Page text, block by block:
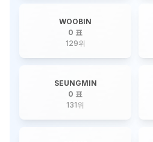
WOOBIN
0 표
129위
SEUNGMIN
0 표
131위